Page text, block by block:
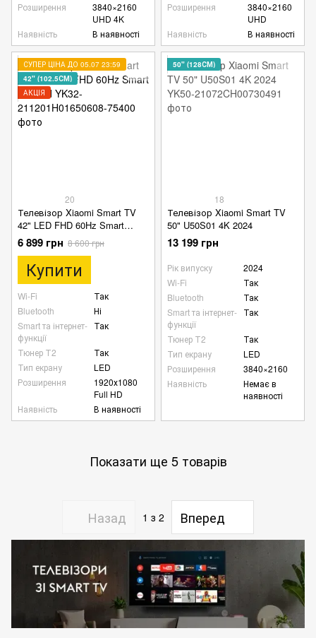
Розширення
3840×2160
UHD 4K
Наявність
В наявності
Розширення
3840×2160
UHD
Наявність
В наявності
СУПЕР ЦІНА ДО 05.07 23:59
42" (102.5СМ)
АКЦІЯ
20
Телевізор Xiaomi Smart TV
42" LED FHD 60Hz Smart
Android
6 899 грн 8 600 грн
Купити
Wi-Fi
Так
Bluetooth
Ні
Smart та інтернет-
функції
Так
Тюнер Т2
Так
Тип екрану
LED
Розширення
1920х1080
Full HD
Наявність
В наявності
50" (128СМ)
18
Телевізор Xiaomi Smart TV
50" U50S01 4K 2024
13 199 грн
Рік випуску
2024
Wi-Fi
Так
Bluetooth
Так
Smart та інтернет-
функції
Так
Тюнер Т2
Так
Тип екрану
LED
Розширення
3840×2160
Наявність
Немає в
наявності
Показати ще 5 товарів
Назад 1 з 2 Вперед